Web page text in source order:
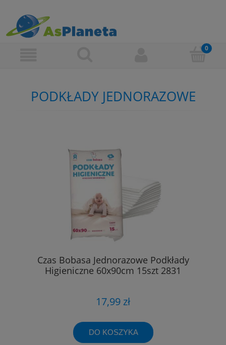
PODKŁADY JEDNORAZOWE
Czas Bobasa Jednorazowe Podkłady
Higieniczne 60x90cm 15szt 2831
17,99 zł
DO KOSZYKA